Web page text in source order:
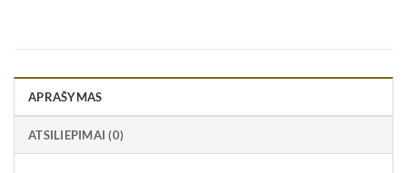
APRAŠYMAS
ATSILIEPIMAI (0)